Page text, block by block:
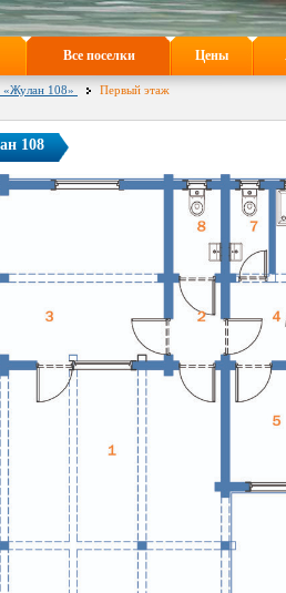
Все поселки Цены
«Жулан 108» Первый этаж
108